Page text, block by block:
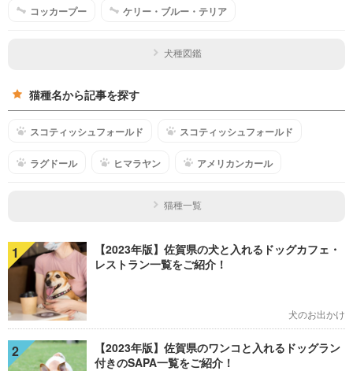
コッカープー ケリー・ブルー・テリア
犬種図鑑
猫種名から記事を探す
スコティッシュフォールド スコティッシュフォールド
ラグドール ヒマラヤン アメリカンカール
猫種一覧
1
【2023年版】佐賀県の犬と入れるドッグカフェ・
レストラン一覧をご紹介！
犬のお出かけ
2
【2023年版】佐賀県のワンコと入れるドッグラン
付きのSAPA一覧をご紹介！